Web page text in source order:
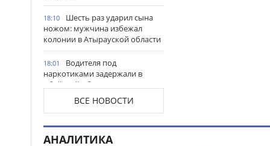
18:10
Шесть раз ударил сына
ножом: мужчина избежал
колонии в Атырауской области
18:01
Водителя под
наркотиками задержали в
Абайской области
17:24
Сорвал вывески с мечети:
ВСЕ НОВОСТИ
АНАЛИТИКА